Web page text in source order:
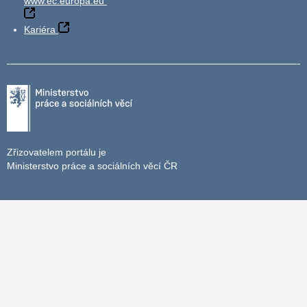
Kariéra
Zřizovatelem portálu je
Ministerstvo práce a sociálních věcí ČR